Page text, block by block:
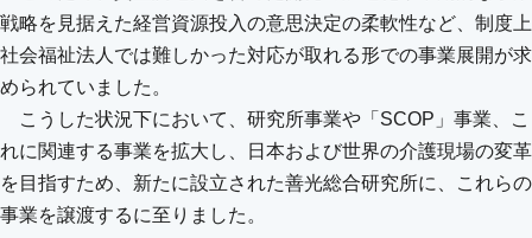
戦略を見据えた経営資源投入の意思決定の柔軟性など、制度上
社会福祉法人では難しかった対応が取れる形での事業展開が求
められていました。
こうした状況下において、研究所事業や「SCOP」事業、こ
れに関連する事業を拡大し、日本および世界の介護現場の変革
を目指すため、新たに設立された善光総合研究所に、これらの
事業を譲渡するに至りました。